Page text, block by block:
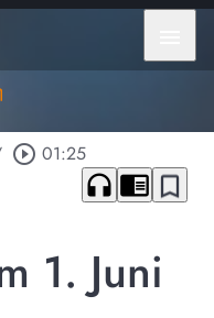
play_circle_outline 01:25
headphones chrome_reader_mode bookmark_border
1. Juni